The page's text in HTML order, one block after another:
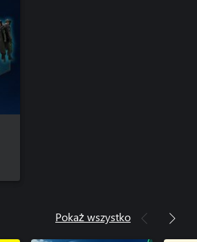
Pokaż wszystko